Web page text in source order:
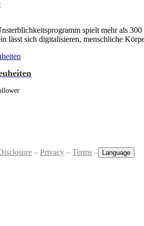
spielt mehr als
lässt sich digitalisieren, menschliche
– Privacy – Terms – Language